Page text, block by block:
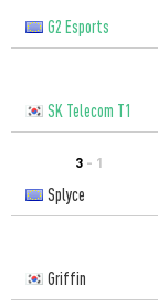
G2 Esports
SK Telecom T1
3 - 1
Splyce
Griffin